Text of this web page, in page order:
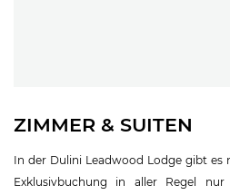
ZIMMER & SUITEN
In der Dulini Leadwood Lodge gibt es
Exklusivbuchung in aller Regel